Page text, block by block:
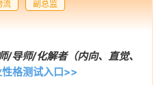
流
副总监
/导师/化解者（内向、直觉、
格测试入口>>